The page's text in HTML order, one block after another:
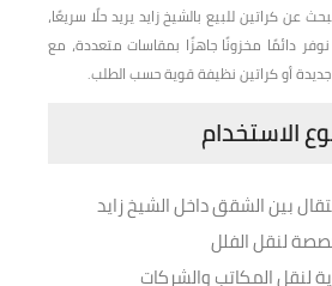
عن كراتين للبيع بالشيخ زايد يريد حلًا سريعًا،
دائمًا مخزونًا جاهزًا بمقاسات متعددة، مع
جديدة أو كراتين نظيفة قوية حسب الطلب.
الاستخدام
بين الشقق داخل الشيخ زايد
لنقل الفلل
لنقل المكاتب والشركات